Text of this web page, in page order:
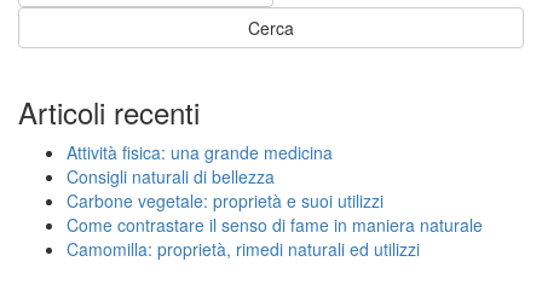
Articoli recenti
Attività fisica: una grande medicina
Consigli naturali di bellezza
Carbone vegetale: proprietà e suoi utilizzi
Come contrastare il senso di fame in maniera naturale
Camomilla: proprietà, rimedi naturali ed utilizzi